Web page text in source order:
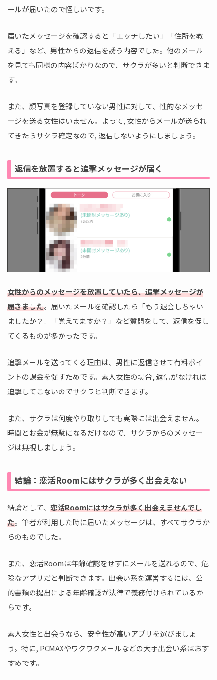
ールが届いたので怪しいです。
届いたメッセージを確認すると「エッチしたい」「住所を教
える」など、男性からの返信を誘う内容でした。他のメール
を見ても同様の内容ばかりなので、サクラが多いと判断できま
す。
また、顔写真を登録していない男性に対して、性的なメッセ
ージを送る女性はいません。よって, 女性からメールが送られ
てきたらサクラ確定なので, 返信しないようにしましょう。
返信を放置すると追撃メッセージが届く
女性からのメッセージを放置していたら、追撃メッセージが
届きました。届いたメールを確認したら「もう退会しちゃい
ましたか？」「覚えてますか？」など質問をして、返信を促し
てくるものが多かったです。
追撃メールを送ってくる理由は、男性に返信させて有料ポイ
ントの課金を促すためです。素人女性の場合, 返信がなければ
追撃してこないのでサクラと判断できます。
また、サクラは何度やり取りしても実際には出会えません。
時間とお金が無駄になるだけなので、サクラからのメッセー
ジは無視しましょう。
結論：恋活Roomにはサクラが多く出会えない
結論として、 恋活Roomにはサクラが多く出会えませんでし
た。筆者が利用した時に届いたメッセージは、すべてサクラか
らのものでした。
また、恋活Roomは年齢確認をせずにメールを送れるので、危
険なアプリだと判断できます。出会い系を運営するには、公
的書類の提出による年齢確認が法律で義務付けられているか
らです。
素人女性と出会うなら、安全性が高いアプリを選びましょ
う。特に, PCMAXやワクワクメールなどの大手出会い系はおす
すめです。